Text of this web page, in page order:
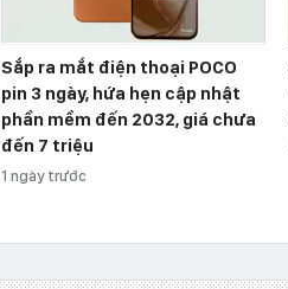
Sắp ra mắt điện thoại POCO
pin 3 ngày, hứa hẹn cập nhật
phần mềm đến 2032, giá chưa
đến 7 triệu
1 ngày trước